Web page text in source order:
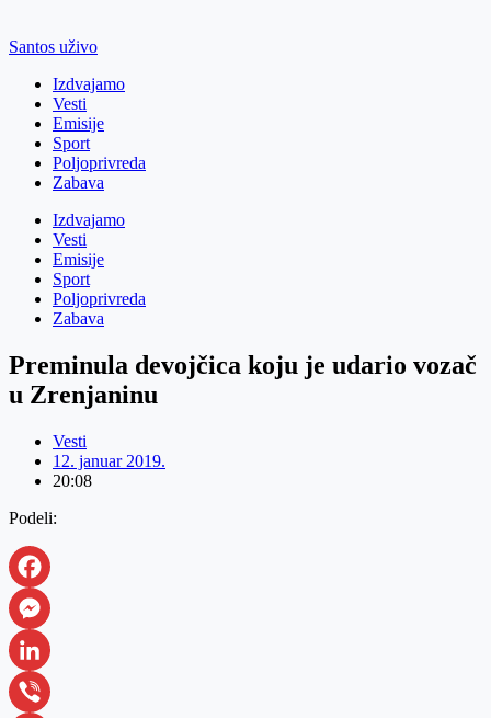
Santos uživo
Izdvajamo
Vesti
Emisije
Sport
Poljoprivreda
Zabava
Izdvajamo
Vesti
Emisije
Sport
Poljoprivreda
Zabava
Preminula devojčica koju je udario vozač
u Zrenjaninu
Vesti
12. januar 2019.
20:08
Podeli:
Facebook
Messenger
LinkedIn